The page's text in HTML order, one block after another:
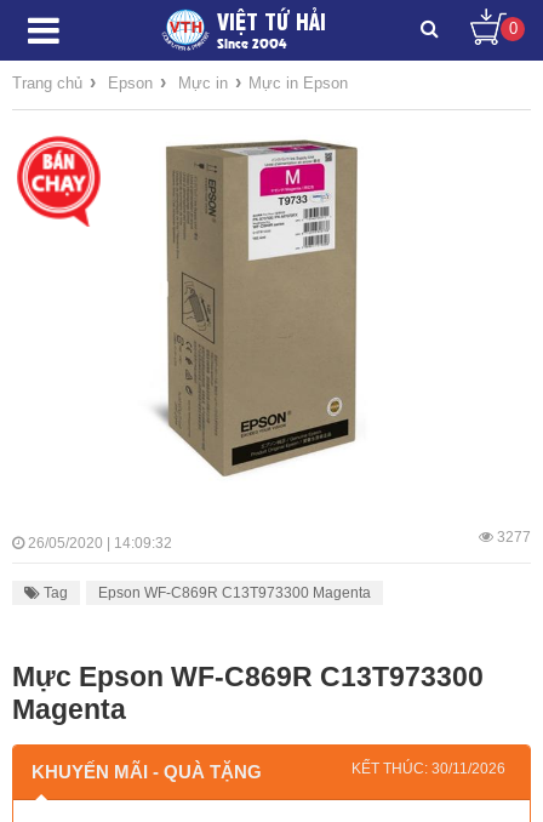
VIỆT TỨ HẢI
Since 2004
0
Trang chủ › Epson › Mực in › Mực in Epson
26/05/2020 | 14:09:32 3277
Tag Epson WF-C869R C13T973300 Magenta
Mực Epson WF-C869R C13T973300
Magenta
KHUYẾN MÃI - QUÀ TẶNG KẾT THÚC: 30/11/2026